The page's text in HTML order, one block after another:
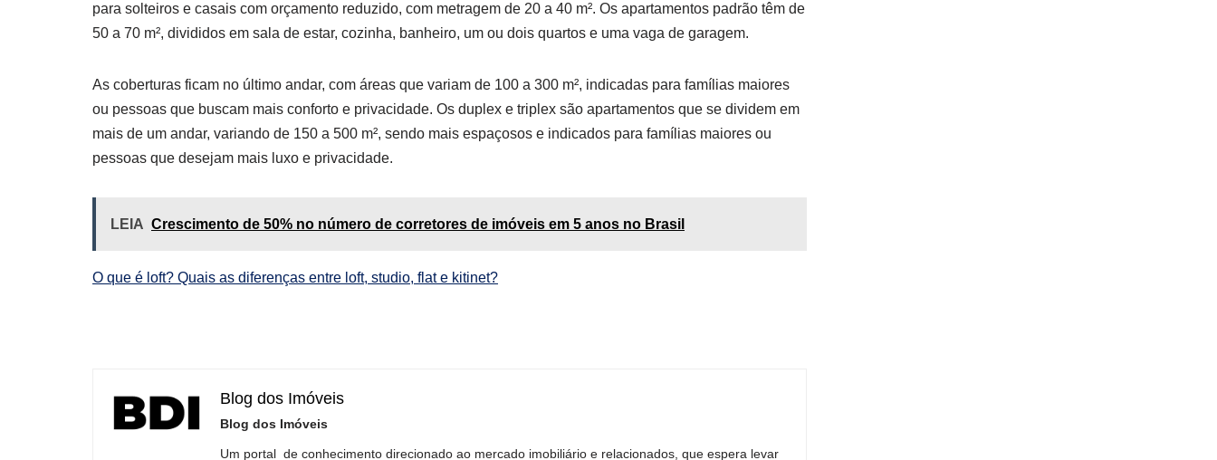
para solteiros e casais com orçamento reduzido, com metragem de 20 a 40 m². Os apartamentos padrão têm de
50 a 70 m², divididos em sala de estar, cozinha, banheiro, um ou dois quartos e uma vaga de garagem.
As coberturas ficam no último andar, com áreas que variam de 100 a 300 m², indicadas para famílias maiores
ou pessoas que buscam mais conforto e privacidade. Os duplex e triplex são apartamentos que se dividem em
mais de um andar, variando de 150 a 500 m², sendo mais espaçosos e indicados para famílias maiores ou
pessoas que desejam mais luxo e privacidade.
LEIA Crescimento de 50% no número de corretores de imóveis em 5 anos no Brasil
O que é loft? Quais as diferenças entre loft, studio, flat e kitinet?
Blog dos Imóveis
Blog dos Imóveis
Um portal de conhecimento direcionado ao mercado imobiliário e relacionados, que espera levar